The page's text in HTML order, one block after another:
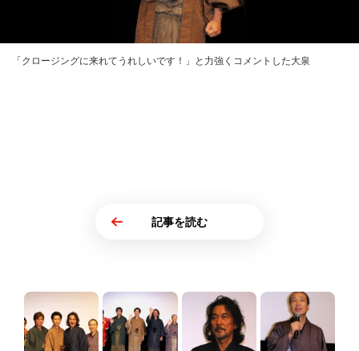
「クロージングに来れてうれしいです！」と力強くコメントした大泉
記事を読む